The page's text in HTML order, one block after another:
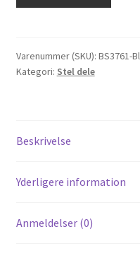
Dax
I
Varenummer (SKU): BS3761-
Kategori: Stel dele
Beskrivelse
Yderligere information
Anmeldelser (0)